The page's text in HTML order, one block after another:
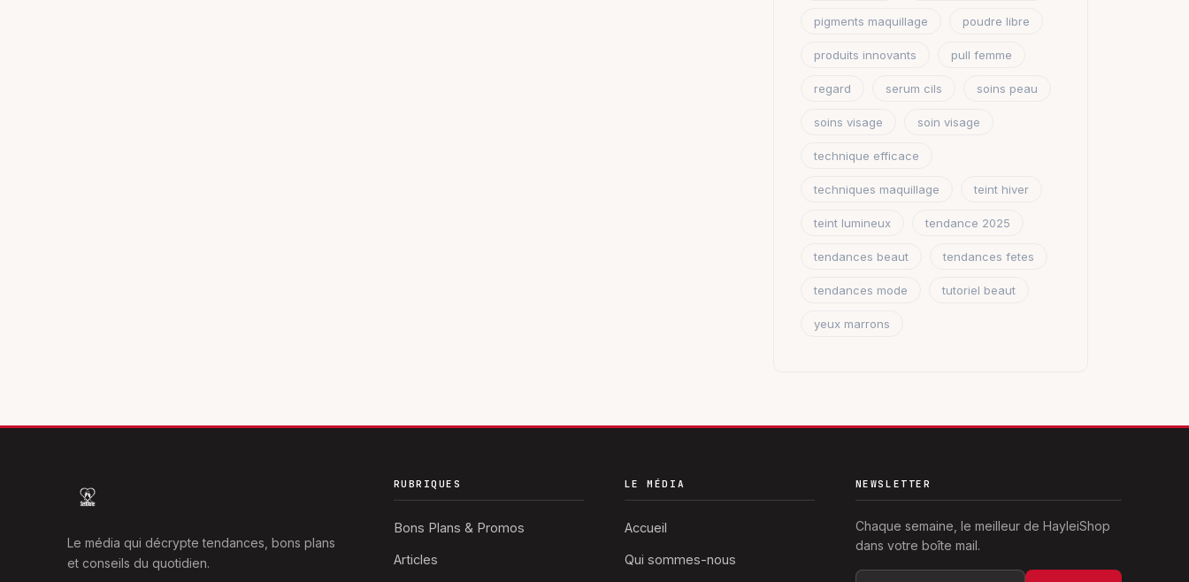
pigments maquillage poudre libre
produits innovants pull femme
regard serum cils soins peau
soins visage soin visage
technique efficace
techniques maquillage teint hiver
teint lumineux tendance 2025
tendances beaut tendances fetes
tendances mode tutoriel beaut
yeux marrons
Le média qui décrypte tendances, bons plans
et conseils du quotidien.
RUBRIQUES
Bons Plans & Promos
Articles
LE MÉDIA
Accueil
Qui sommes-nous
NEWSLETTER
Chaque semaine, le meilleur de HayleiShop
dans votre boîte mail.